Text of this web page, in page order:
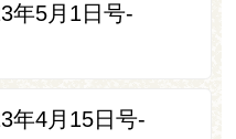
年5月1日号-
年4月15日号-